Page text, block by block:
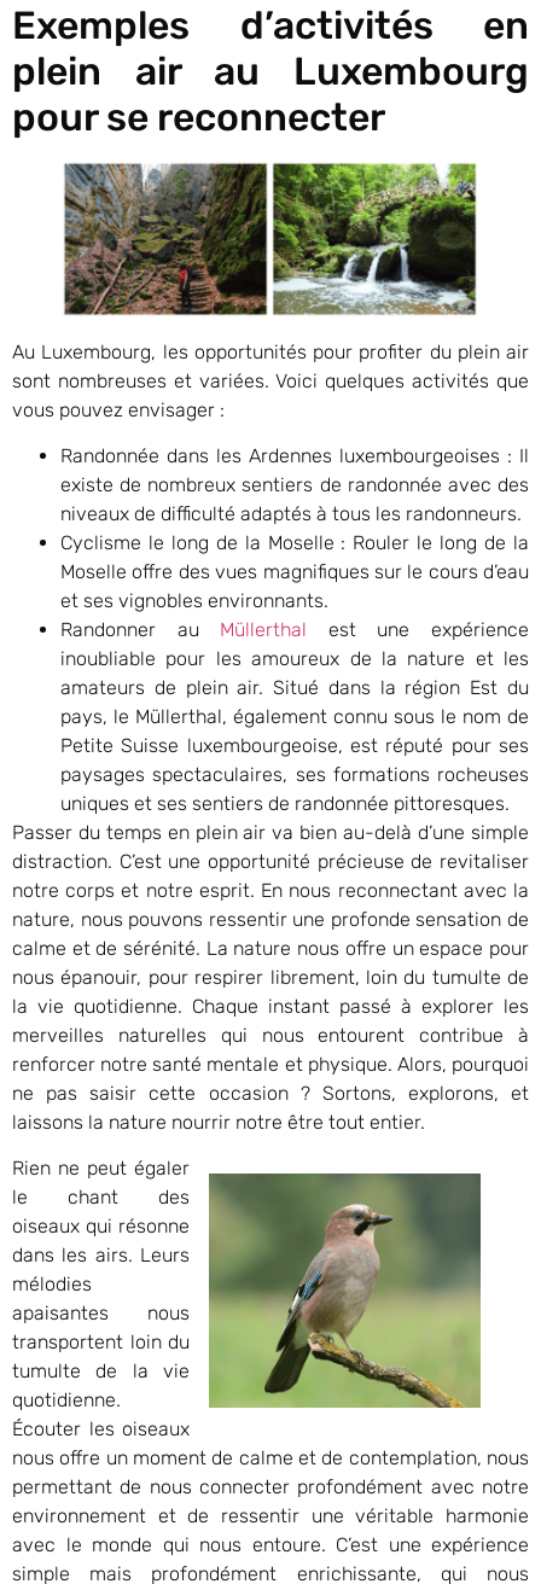
Exemples d’activités en
plein air au Luxembourg
pour se reconnecter
Au Luxembourg, les opportunités pour profiter du plein air
sont nombreuses et variées. Voici quelques activités que
vous pouvez envisager :
Randonnée dans les Ardennes luxembourgeoises : Il
existe de nombreux sentiers de randonnée avec des
niveaux de difficulté adaptés à tous les randonneurs.
Cyclisme le long de la Moselle : Rouler le long de la
Moselle offre des vues magnifiques sur le cours d’eau
et ses vignobles environnants.
Randonner au Müllerthal est une expérience
inoubliable pour les amoureux de la nature et les
amateurs de plein air. Situé dans la région Est du
pays, le Müllerthal, également connu sous le nom de
Petite Suisse luxembourgeoise, est réputé pour ses
paysages spectaculaires, ses formations rocheuses
uniques et ses sentiers de randonnée pittoresques.
Passer du temps en plein air va bien au-delà d’une simple
distraction. C’est une opportunité précieuse de revitaliser
notre corps et notre esprit. En nous reconnectant avec la
nature, nous pouvons ressentir une profonde sensation de
calme et de sérénité. La nature nous offre un espace pour
nous épanouir, pour respirer librement, loin du tumulte de
la vie quotidienne. Chaque instant passé à explorer les
merveilles naturelles qui nous entourent contribue à
renforcer notre santé mentale et physique. Alors, pourquoi
ne pas saisir cette occasion ? Sortons, explorons, et
laissons la nature nourrir notre être tout entier.
Rien ne peut égaler
le chant des
oiseaux qui résonne
dans les airs. Leurs
mélodies
apaisantes nous
transportent loin du
tumulte de la vie
quotidienne.
Écouter les oiseaux
nous offre un moment de calme et de contemplation, nous
permettant de nous connecter profondément avec notre
environnement et de ressentir une véritable harmonie
avec le monde qui nous entoure. C’est une expérience
simple mais profondément enrichissante, qui nous